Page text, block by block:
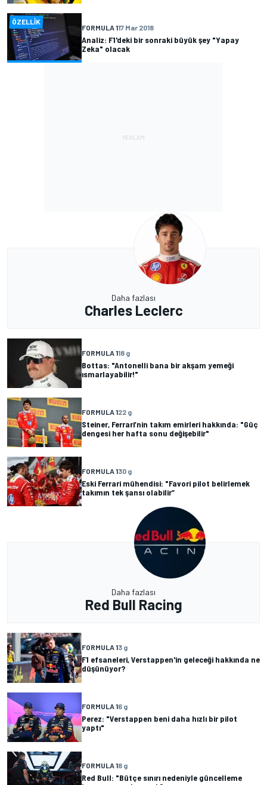
ÖZELLIK
FORMULA 117 Mar 2018
Analiz: F1'deki bir sonraki büyük şey "Yapay
Zeka" olacak
Daha fazlası
Charles Leclerc
FORMULA 118 g
Bottas: "Antonelli bana bir akşam yemeği
ısmarlayabilir!"
FORMULA 122 g
Steiner, Ferrari’nin takım emirleri hakkında: "Güç
dengesi her hafta sonu değişebilir"
FORMULA 130 g
Eski Ferrari mühendisi: "Favori pilot belirlemek
takımın tek şansı olabilir”
Daha fazlası
Red Bull Racing
FORMULA 13 g
F1 efsaneleri, Verstappen'in geleceği hakkında ne
düşünüyor?
FORMULA 16 g
Perez: "Verstappen beni daha hızlı bir pilot
yaptı"
FORMULA 18 g
Red Bull: "Bütçe sınırı nedeniyle güncelleme